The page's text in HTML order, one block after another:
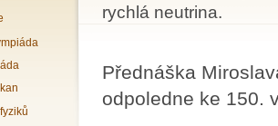
rychlá neutrina.
Přednáška
odpoledne ke 150.